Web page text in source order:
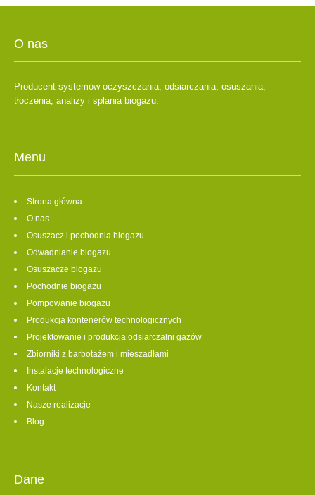
O nas
Producent systemów oczyszczania, odsiarczania, osuszania,
tłoczenia, analizy i splania biogazu.
Menu
Strona główna
O nas
Osuszacz i pochodnia biogazu
Odwadnianie biogazu
Osuszacze biogazu
Pochodnie biogazu
Pompowanie biogazu
Produkcja kontenerów technologicznych
Projektowanie i produkcja odsiarczalni gazów
Zbiorniki z barbotażem i mieszadłami
Instalacje technologiczne
Kontakt
Nasze realizacje
Blog
Dane